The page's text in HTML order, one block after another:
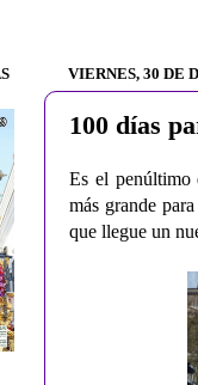
VIERNES, 30 DE
100 días
Es el penúltimo
más grande
que llegue un